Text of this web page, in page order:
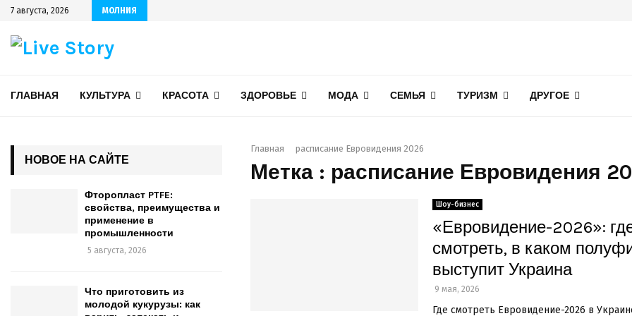
7 августа, 2026 МОЛНИЯ
ГЛАВНАЯ КУЛЬТУРА КРАСОТА ЗДОРОВЬЕ МОДА СЕМЬЯ ТУРИЗМ ДРУГОЕ
Главная расписание Евровидения 2026
Метка : расписание Евровидения
Шоу-бизнес
«Евровидение-2026»:
смотреть, в каком
выступит Украина
9 мая, 2026
Где смотреть Евровидение-2026 в
НОВОЕ НА САЙТЕ
Фторопласт PTFE:
свойства, преимущества и
применение в
промышленности
5 августа, 2026
Что приготовить из
молодой кукурузы: как